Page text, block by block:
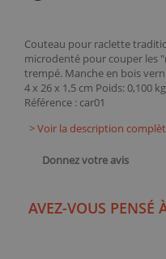
Couteau pour raclette
microdenté pour couper les
trempé. Manche en bois
4 x 26 x 1,5 cm Poids: 0,100
Référence : car01
> Voir la description
Donnez votre avis
AVEZ-VOUS PENSÉ